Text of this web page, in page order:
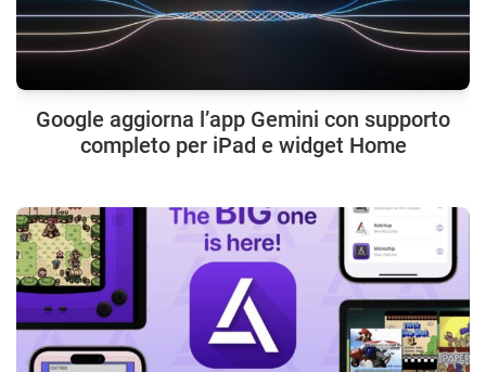
Google aggiorna l’app Gemini con supporto
completo per iPad e widget Home